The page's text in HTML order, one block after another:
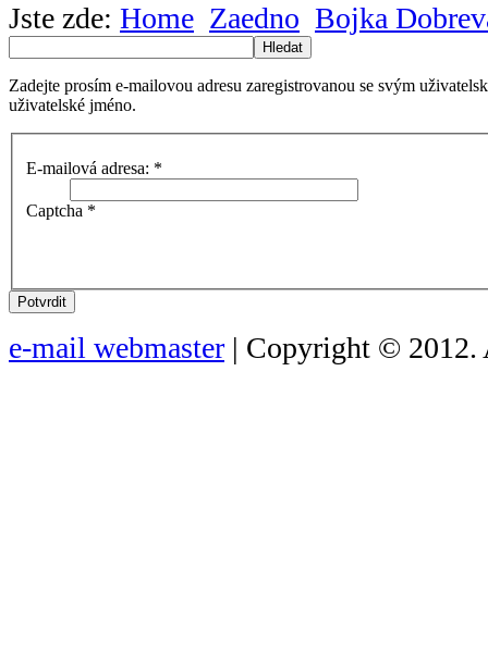
Jste zde: Home Zaedno Bojka
Hledat
Zadejte prosím e-mailovou adresu zaregistrovanou se svým
uživatelské jméno.
E-mailová adresa: *
Captcha *
Potvrdit
e-mail webmaster | Copyright © 2012.